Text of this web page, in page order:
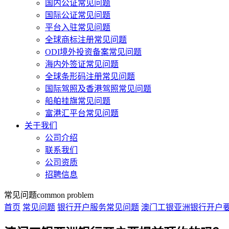
国内公证常见问题
国际公证常见问题
平台入驻常见问题
全球商标注册常见问题
ODI境外投资备案常见问题
海内外签证常见问题
全球条形码注册常见问题
国际驾照及香港驾照常见问题
船舶挂旗常见问题
富港汇平台常见问题
关于我们
公司介绍
联系我们
公司资质
招聘信息
常见问题common problem
首页 常见问题 银行开户服务常见问题 澳门工银亚洲银行开户